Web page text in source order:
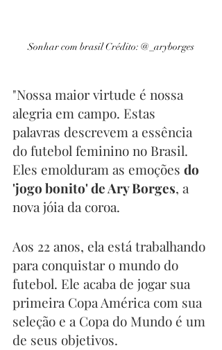
Sonhar com brasil Crédito: @_aryborges
"Nossa maior virtude é nossa
alegria em campo. Estas
palavras descrevem a essência
do futebol feminino no Brasil.
Eles emolduram as emoções do
'jogo bonito' de Ary Borges, a
nova jóia da coroa.
Aos 22 anos, ela está trabalhando
para conquistar o mundo do
futebol. Ele acaba de jogar sua
primeira Copa América com sua
seleção e a Copa do Mundo é um
de seus objetivos.